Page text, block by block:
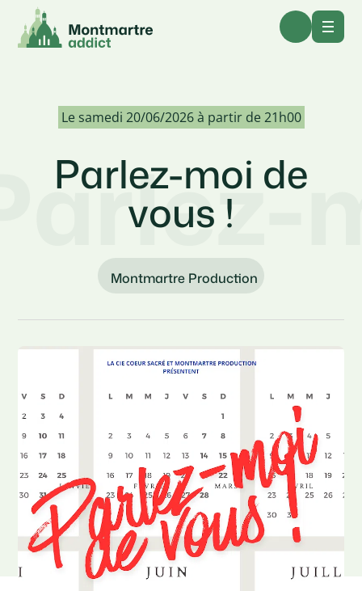
Le samedi 20/06/2026 à partir de 21h00
Parlez-moi de
vous !
Montmartre Production